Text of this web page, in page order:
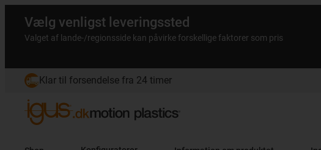
Vælg venligst leveringssted
Valget af lande-/regionsside kan påvirke forskellige faktorer som pris
Klar til forsendelse fra 24 timer